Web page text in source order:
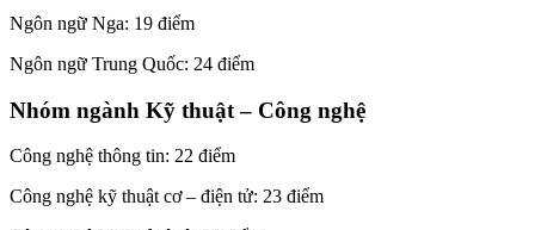
Ngôn ngữ Nga: 19 điểm
Ngôn ngữ Trung Quốc: 24 điểm
Nhóm ngành Kỹ thuật – Công nghệ
Công nghệ thông tin: 22 điểm
Công nghệ kỹ thuật cơ – điện tử: 23 điểm